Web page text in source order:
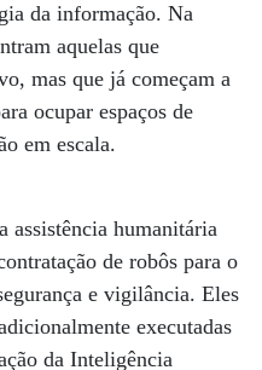
da informação. Na
aquelas que
mas que já começam a
ocupar espaços de
em escala.
assistência humanitária
de robôs para o
e vigilância. Eles
executadas
da Inteligência